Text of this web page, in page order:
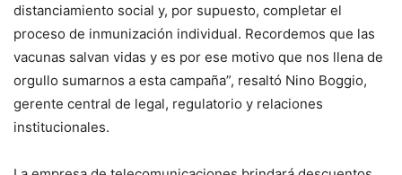
distanciamiento social y, por supuesto, completar el
proceso de inmunización individual. Recordemos que las
vacunas salvan vidas y es por ese motivo que nos llena de
orgullo sumarnos a esta campaña”, resaltó Nino Boggio,
gerente central de legal, regulatorio y relaciones
institucionales.